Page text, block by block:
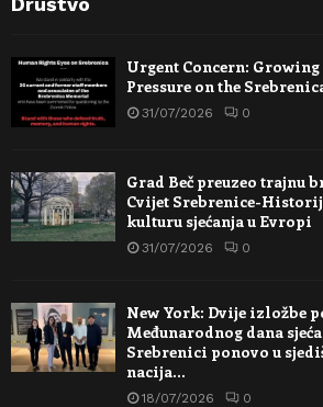
Urgent Concern:
Pressure on the
31/07/2026 0
Grad Beč preuzeo trajnu
Cvijet Srebrenice-
kulturu sjećanja u Evropi
31/07/2026 0
New York: Dvije izložbe
Međunarodnog dana
Srebrenici ponovo u
nacija…
18/07/2026 0